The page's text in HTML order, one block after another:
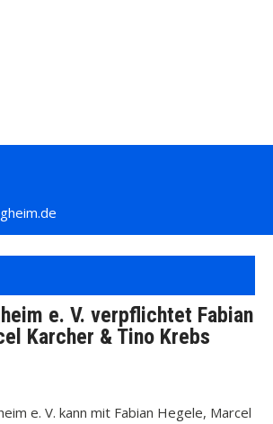
e. V. verpflichtet Fabian
Karcher & Tino Krebs
e. V. kann mit Fabian Hegele, Marcel